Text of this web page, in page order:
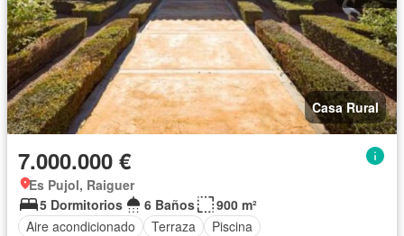
Casa Rural
7.000.000 €
Es Pujol, Raiguer
5 Dormitorios
6 Baños
900 m²
Aire acondicionado
Terraza
Piscina